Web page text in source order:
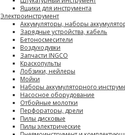
Ящики для инструмента
Электроинструмент
Аккумуляторы, наборы
Зарядные устройства, кабель
Бетоносмесители
Воздуходувки
Запчасти INGCO
Краскопульты
Лобзики, нейлеры
Мойки
Наборы аккумуляторного
Насосное оборудование
Отбойные молотки
Перфораторы, дрели
Пилы дисковые
Пилы электрические